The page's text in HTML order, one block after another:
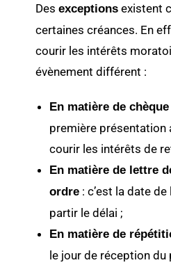
Desexceptions existent
certaines créances. En
courir les intérêts
évènement différent :
En matière de
première présentation
courir les intérêts de
En matière de lettre
ordre : c’est la date
partir le délai ;
En matière de
le jour de réception du